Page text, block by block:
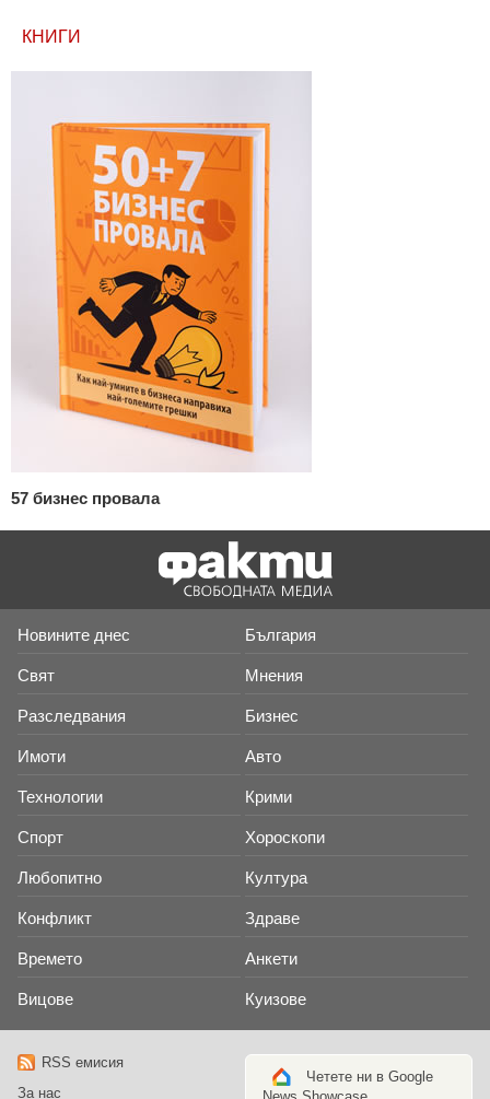
КНИГИ
57 бизнес провала
Новините днес България
Свят Мнения
Разследвания Бизнес
Имоти Авто
Технологии Крими
Спорт Хороскопи
Любопитно Култура
Конфликт Здраве
Времето Анкети
Вицове Куизове
RSS емисия
За нас
Четете ни в Google